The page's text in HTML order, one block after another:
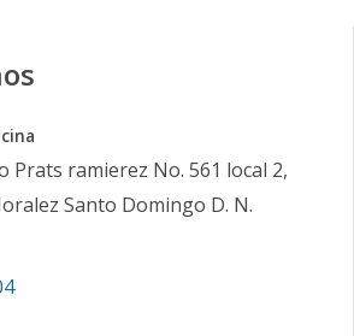
Prats ramierez No. 561 local 2,
Santo Domingo D. N.